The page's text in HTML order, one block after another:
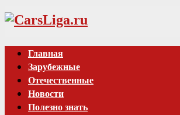
Vk
Главная
Зарубежные
Отечественные
Новости
Полезно знать